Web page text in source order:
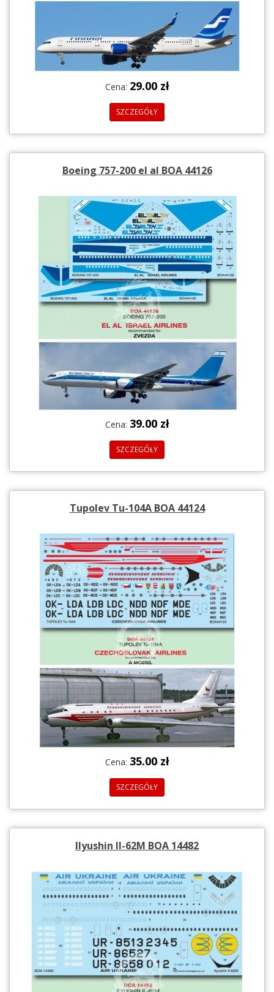
Cena: 29.00 zł
SZCZEGÓŁY
Boeing 757-200 el al BOA 44126
Cena: 39.00 zł
SZCZEGÓŁY
Tupolev Tu-104A BOA 44124
Cena: 35.00 zł
SZCZEGÓŁY
Ilyushin II-62M BOA 14482